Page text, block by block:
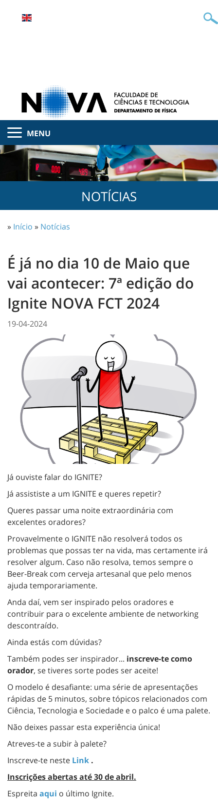
MENU
NOTÍCIAS
» Início » Notícias
É já no dia 10 de Maio que
vai acontecer: 7ª edição do
Ignite NOVA FCT 2024
19-04-2024
Já ouviste falar do IGNITE?
Já assististe a um IGNITE e queres repetir?
Queres passar uma noite extraordinária com
excelentes oradores?
Provavelmente o IGNITE não resolverá todos os
problemas que possas ter na vida, mas certamente irá
resolver algum. Caso não resolva, temos sempre o
Beer-Break com cerveja artesanal que pelo menos
ajuda temporariamente.
Anda daí, vem ser inspirado pelos oradores e
contribuir para o excelente ambiente de networking
descontraído.
Ainda estás com dúvidas?
Também podes ser inspirador... inscreve-te como
orador, se tiveres sorte podes ser aceite!
O modelo é desafiante: uma série de apresentações
rápidas de 5 minutos, sobre tópicos relacionados com
Ciência, Tecnologia e Sociedade e o palco é uma palete.
Não deixes passar esta experiência única!
Atreves-te a subir à palete?
Inscreve-te neste Link .
Inscrições abertas até 30 de abril.
Espreita aqui o último Ignite.